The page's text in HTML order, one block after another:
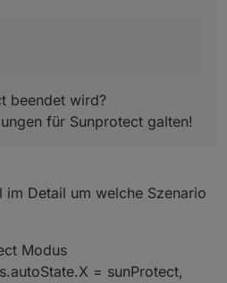
für Sunprotect galten!
beendet wird?
für Sunprotect galten!
Detail um welche Szenario
Modus
= sunProtect,